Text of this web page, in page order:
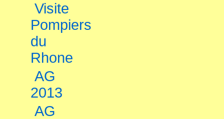
Visite
Pompiers
du
Rhone
AG
2013
AG